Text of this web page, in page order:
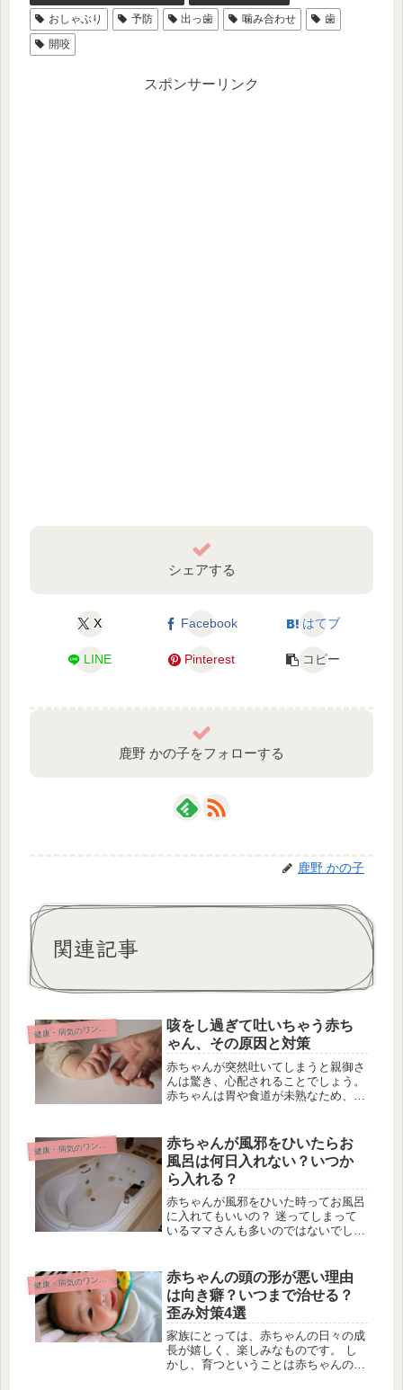
おしゃぶり
予防 出っ歯 噛み合わせ
歯
開咬
スポンサーリンク
シェアする
X Facebook はてブ
LINE Pinterest コピー
鹿野 かの子をフォローする
鹿野 かの子
関連記事
健康・病気のワンポイント
咳をし過ぎて吐いちゃう赤ち
ゃん、その原因と対策
赤ちゃんが突然吐いてしまうと親御さ
んは驚き、心配されることでしょう。
赤ちゃんは胃や食道が未熟なため、吐
くこともあります。 赤ちゃんはなぜ
吐くほど咳をしてしまうのか、その
原...
健康・病気のワンポイント
赤ちゃんが風邪をひいたらお
風呂は何日入れない？いつか
ら入れる？
赤ちゃんが風邪をひいた時ってお風呂
に入れてもいいの？ 迷ってしまって
いるママさんも多いのではないでしょ
できれば入浴させたいところ。 で
も、お風呂に入れたことで症状が悪化
した...
健康・病気のワンポイント
赤ちゃんの頭の形が悪い理由
は向き癖？いつまで治せる？
歪み対策4選
家族にとっては、赤ちゃんの日々の成
長が嬉しく、楽しみなものです。 し
かし、育つということは赤ちゃんの体